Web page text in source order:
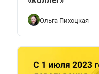
Ольга Пихоцкая